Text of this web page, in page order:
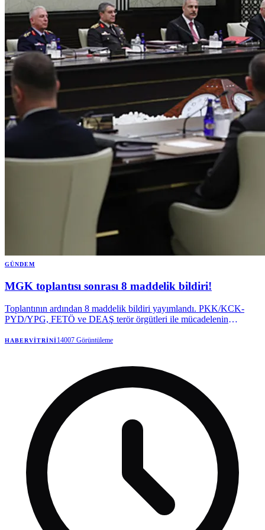
GÜNDEM
MGK toplantısı sonrası 8 maddelik bildiri!
Toplantının ardından 8 maddelik bildiri yayımlandı. PKK/KCK-
PYD/YPG, FETÖ ve DEAŞ terör örgütleri ile mücadelenin
"Terörsüz Bölge" vurgusu yapıldı.
HABERVITRINI14007 Görüntüleme